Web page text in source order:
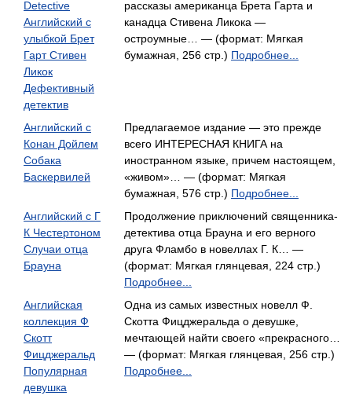
Detective
Английский с
улыбкой Брет
Гарт Стивен
Ликок
Дефективный
детектив
рассказы американца Брета Гарта и
канадца Стивена Ликока —
остроумные… — (формат: Мягкая
бумажная, 256 стр.) Подробнее...
Английский с
Конан Дойлем
Собака
Баскервилей
Предлагаемое издание — это прежде
всего ИНТЕРЕСНАЯ КНИГА на
иностранном языке, причем настоящем,
«живом»… — (формат: Мягкая
бумажная, 576 стр.) Подробнее...
Английский с Г
К Честертоном
Случаи отца
Брауна
Продолжение приключений священника-
детектива отца Брауна и его верного
друга Фламбо в новеллах Г. К… —
(формат: Мягкая глянцевая, 224 стр.)
Подробнее...
Английская
коллекция Ф
Скотт
Фицджеральд
Популярная
девушка
Одна из самых известных новелл Ф.
Скотта Фицджеральда о девушке,
мечтающей найти своего «прекрасного…
— (формат: Мягкая глянцевая, 256 стр.)
Подробнее...